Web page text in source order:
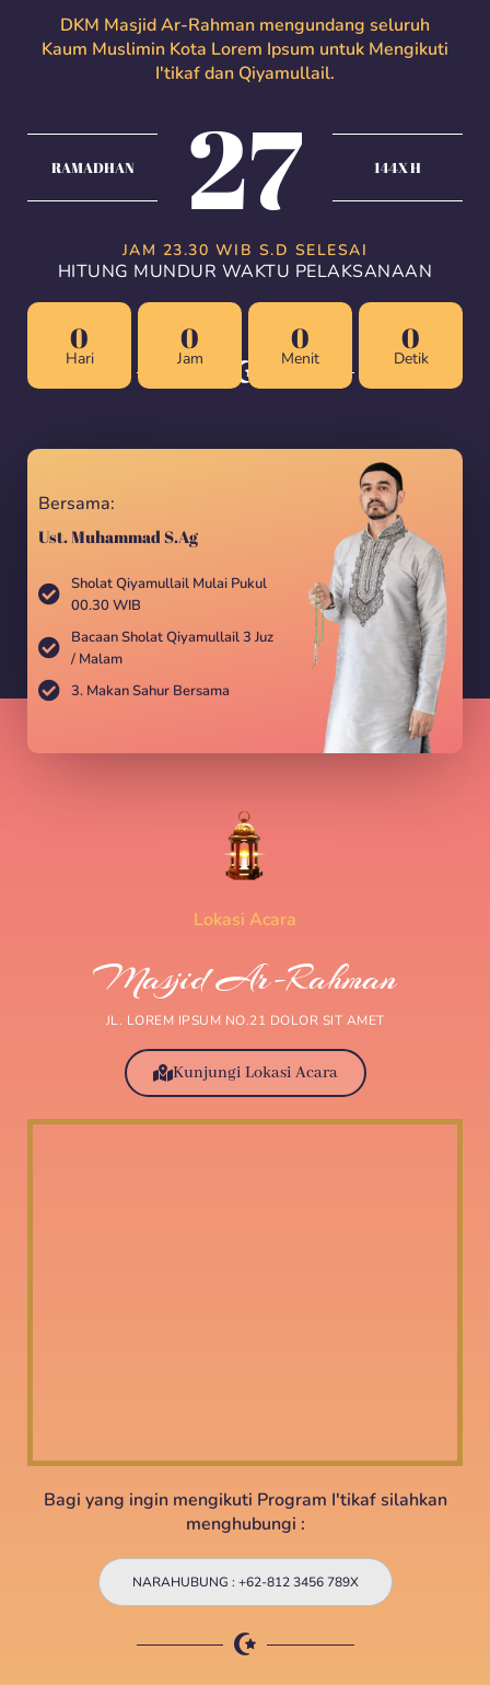
DKM Masjid Ar-Rahman mengundang seluruh
Kaum Muslimin Kota Lorem Ipsum untuk Mengikuti
I'tikaf dan Qiyamullail.
RAMADHAN 27 144X H
JAM 23.30 WIB S.D SELESAI
HITUNG MUNDUR WAKTU PELAKSANAAN
0
Hari
0
Jam
0
Menit
0
Detik
Bersama:
Ust. Muhammad S.Ag
Sholat Qiyamullail Mulai Pukul
00.30 WIB
Bacaan Sholat Qiyamullail 3 Juz
/ Malam
3. Makan Sahur Bersama
Lokasi Acara
Masjid Ar-Rahman
JL. LOREM IPSUM NO.21 DOLOR SIT AMET
Kunjungi Lokasi Acara
Bagi yang ingin mengikuti Program I'tikaf silahkan
menghubungi :
NARAHUBUNG : +62-812 3456 789X